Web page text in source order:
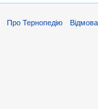
Про Тернопедію